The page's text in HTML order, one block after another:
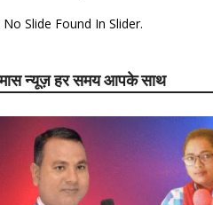
No Slide Found In Slider.
न्यूज़ हर समय आपके साथ